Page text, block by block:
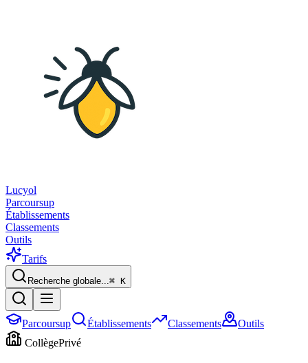
Lucyol
Parcoursup
Établissements
Classements
Outils
Tarifs
Recherche globale...⌘ K
Parcoursup Établissements Classements
Outils
CollègePrivé